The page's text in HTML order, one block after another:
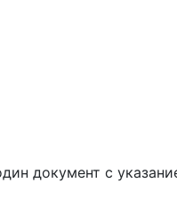
документ с